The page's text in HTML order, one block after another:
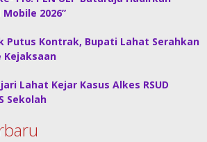
2026”
Putus Kontrak, Bupati Lahat Serahkan
Kejaksaan
Lahat Kejar Kasus Alkes RSUD
Sekolah